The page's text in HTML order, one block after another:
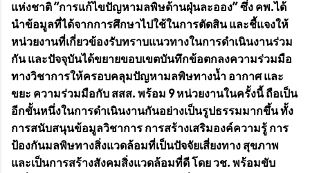
แห่งชาติ “การแก้ไขปัญหามลพิษด้านฝุ่นละออง” ซึ่ง คพ.ได้
นำข้อมูลที่ได้จากการศึกษาไปใช้ในการตัดสิน และชี้แจงให้
หน่วยงานที่เกี่ยวข้องรับทราบแนวทางในการดำเนินงานร่วม
กัน และปัจจุบันได้ขยายขอบเขตบันทึกข้อตกลงความร่วมมือ
ทางวิชาการให้ครอบคลุมปัญหามลพิษทางน้ำ อากาศ และ
ขยะ ความร่วมมือกับ สสส. พร้อม 9 หน่วยงานในครั้งนี้ ถือเป็น
อีกขั้นหนึ่งในการดำเนินงานกันอย่างเป็นรูปธรรมมากขึ้น ทั้ง
การสนับสนุนข้อมูลวิชาการ การสร้างเสริมองค์ความรู้ การ
ป้องกันมลพิษทางสิ่งแวดล้อมที่เป็นปัจจัยเสี่ยงทาง สุขภาพ
และเป็นการสร้างสังคมสิ่งแวดล้อมที่ดี โดย วช. พร้อมขับ